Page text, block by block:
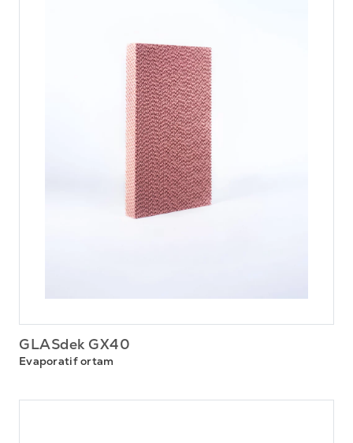
GLASdek GX40
Evaporatif ortam